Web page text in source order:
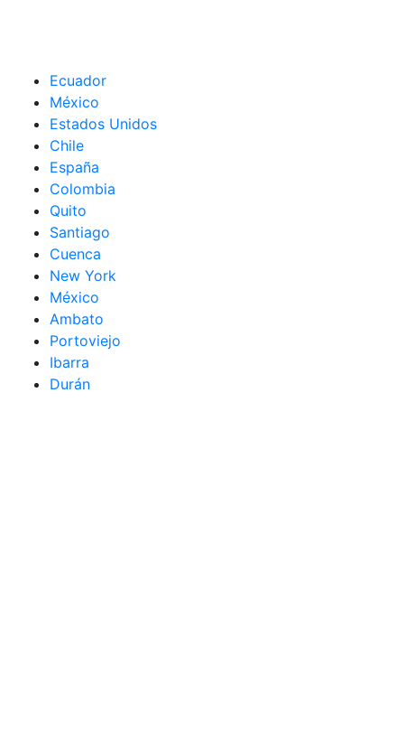
Ecuador
México
Estados Unidos
Chile
España
Colombia
Quito
Santiago
Cuenca
New York
México
Ambato
Portoviejo
Ibarra
Durán